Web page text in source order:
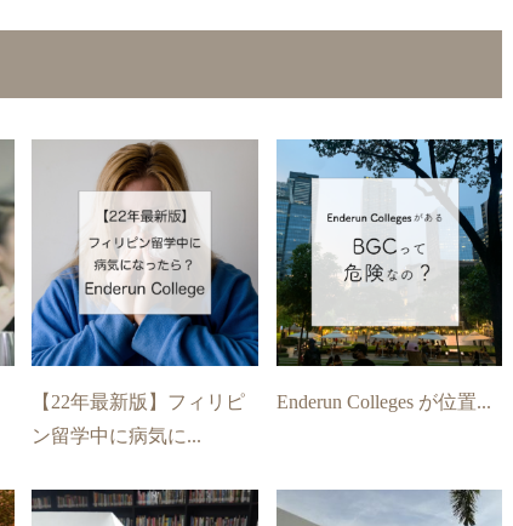
【22年最新版】フィリピ
ン留学中に病気に...
Enderun Colleges が位置...